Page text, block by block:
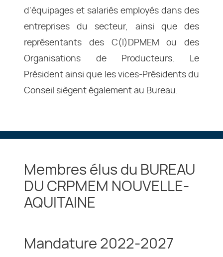
d'équipages et salariés employés dans des
entreprises du secteur, ainsi que des
représentants des C(I)DPMEM ou des
Organisations de Producteurs. Le
Président ainsi que les vices-Présidents du
Conseil siègent également au Bureau.
Membres élus du BUREAU
DU CRPMEM NOUVELLE-
AQUITAINE
Mandature 2022-2027